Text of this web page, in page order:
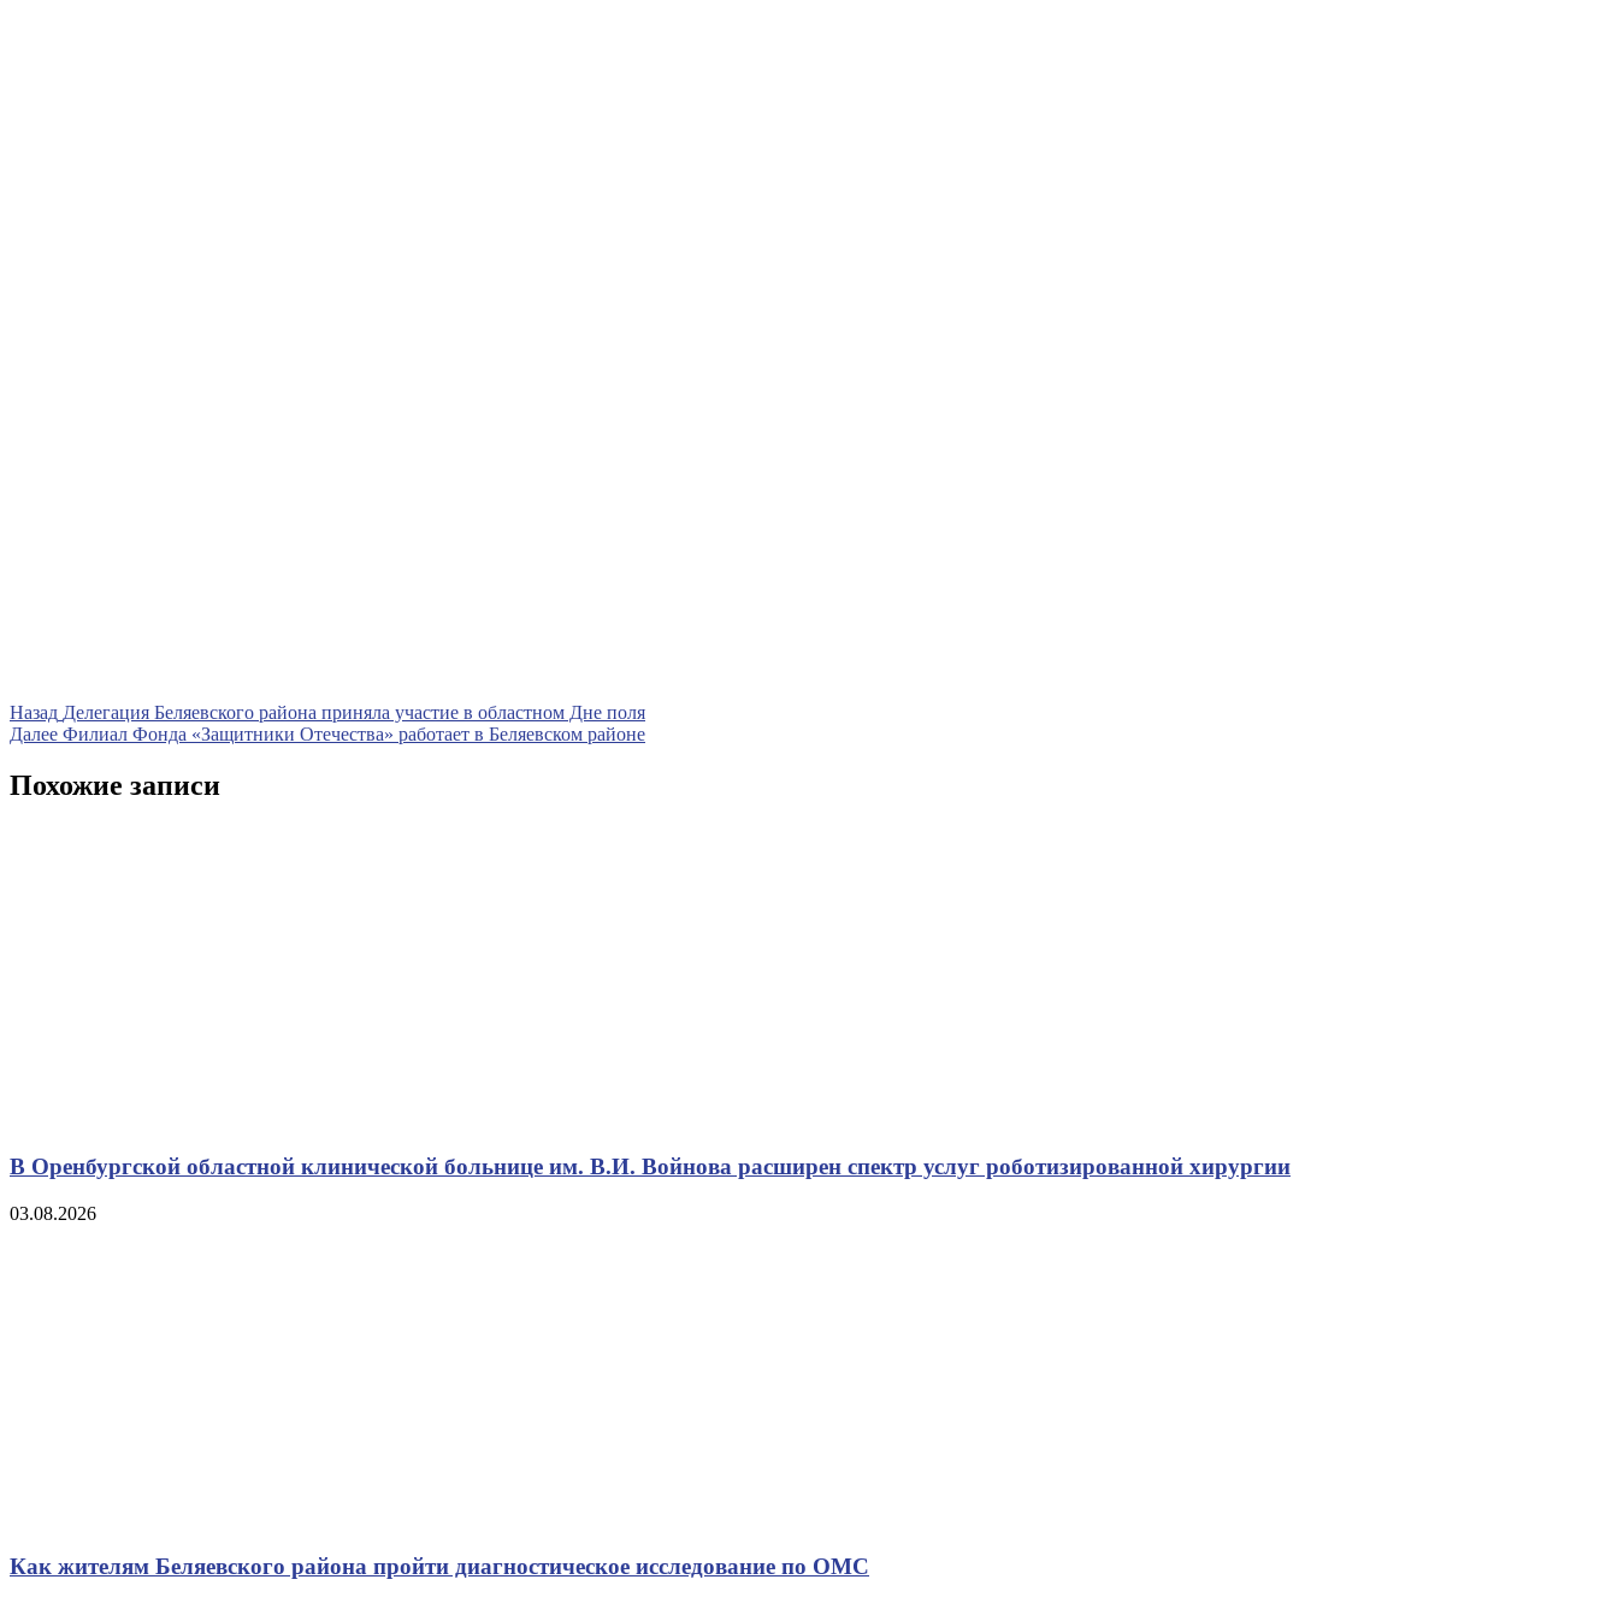
Навигация
по
записям
Назад Предыдущая
запись
Делегация Беляевского района приняла участие в областном Дне поля
Далее Следующая
Филиал Фонда «Защитники Отечества» работает в Беляевском районе
Похожие записи
В Оренбургской областной клинической больнице им. В.И. Войнова расширен спектр услуг роботизированной хирургии
03.08.2026
Как жителям Беляевского района пройти диагностическое исследование по ОМС